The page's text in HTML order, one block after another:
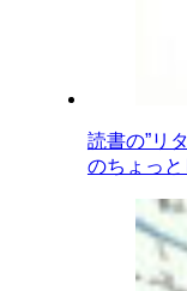
読書の”リ
のちょっ